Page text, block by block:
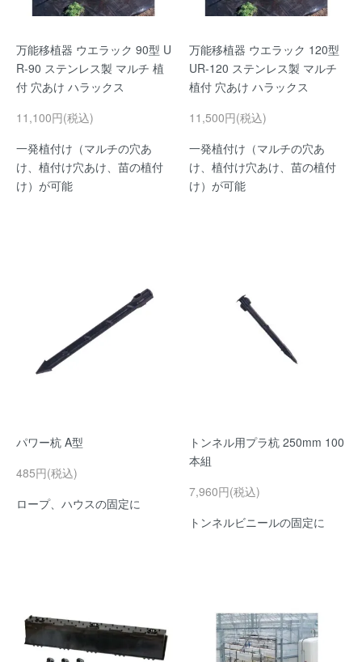
万能移植器 ウエラック 90型 U
R-90 ステンレス製 マルチ 植
付 穴あけ ハラックス
11,100円(税込)
一発植付け（マルチの穴あ
け、植付け穴あけ、苗の植付
け）が可能
万能移植器 ウエラック 120型
UR-120 ステンレス製 マルチ
植付 穴あけ ハラックス
11,500円(税込)
一発植付け（マルチの穴あ
け、植付け穴あけ、苗の植付
け）が可能
パワー杭 A型
485円(税込)
ロープ、ハウスの固定に
トンネル用プラ杭 250mm 100
本組
7,960円(税込)
トンネルビニールの固定に